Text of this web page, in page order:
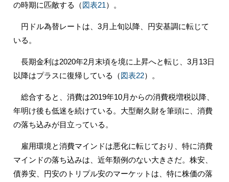
の時期に匹敵する（図表21）。
円ドル為替レートは、3月上旬以降、円安基調に転じて
いる。
長期金利は2020年2月末頃を境に上昇へと転じ、3月13日
以降はプラスに復帰している（図表22）。
総合すると、消費は2019年10月からの消費税増税以降、
年明け後も低迷を続けている。大型耐久財を筆頭に、消費
の落ち込みが目立っている。
雇用環境と消費マインドは悪化に転じており、特に消費
マインドの落ち込みは、近年類例のない大きさだ。株安、
債券安、円安のトリプル安のマーケットは、特に株価の落